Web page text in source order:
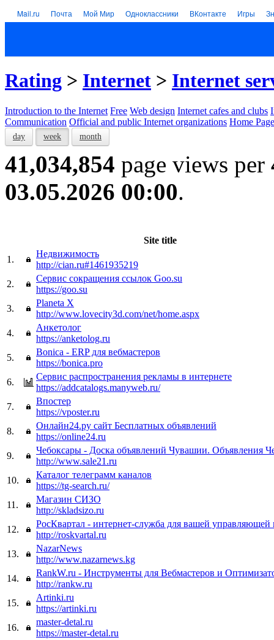
Mail.ru Почта Мой Мир Одноклассники ВКонтакте Игры
Rating > Internet > Internet
Introduction to the Internet Free Web design Internet cafes and clubs
Communication Official and public Internet organizations Home
day week month
41,034,854 page views per
03.05.2026 00:00.
Site title
1.
Недвижимость
http://cian.ru#1461935219
2.
Сервис сокращения ссылок Goo.su
https://goo.su
3.
Planeta Х
http://www.lovecity3d.com/net/home.aspx
4.
Анкетолог
https://anketolog.ru
5.
Bonica - ERP для вебмастеров
https://bonica.pro
6.
Сервис распространения рекламы в интернете
https://addcatalogs.manyweb.ru/
7.
Впостер
https://vposter.ru
8.
Онлайн24.ру сайт Бесплатных объявлений
https://online24.ru
9.
Чебоксары - Доска объявлений Чувашии. Объявления
http://www.sale21.ru
10.
Каталог телеграмм каналов
https://tg-search.ru/
11.
Магазин СИЗО
http://skladsizo.ru
12.
РосКвартал - интернет-служба для вашей
http://roskvartal.ru
13.
NazarNews
http://www.nazarnews.kg
14.
RankW.ru - Инструменты для Вебмастеров и
http://rankw.ru
15.
Artinki.ru
https://artinki.ru
16.
master-detal.ru
https://master-detal.ru